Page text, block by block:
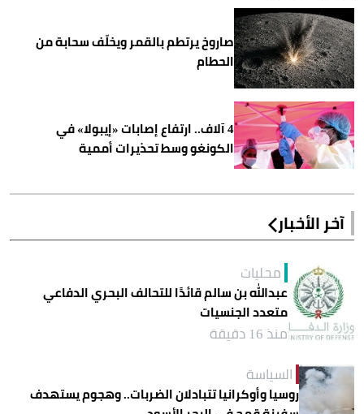
صاروخ يرتطم بالقمر ويخلّف سحابة من
الحطام
4 آلاف.. ارتفاع إصابات «إيبولا» في
الكونغو وسط تحذيرات أممية
آخر الأخبار
محليات
عبدالله بن سالم قائدًا للتحالف البحري الدفاعي
متعدد الجنسيات
منذ 16 دقيقة
السياسة
روسيا وأوكرانيا تتبادلان الضربات.. وهجوم يستهدف